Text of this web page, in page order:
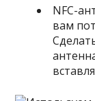
NFC-
вам